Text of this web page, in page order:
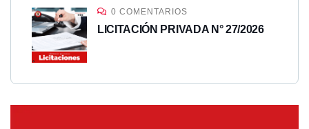
0 COMENTARIOS
LICITACIÓN PRIVADA N° 27/2026